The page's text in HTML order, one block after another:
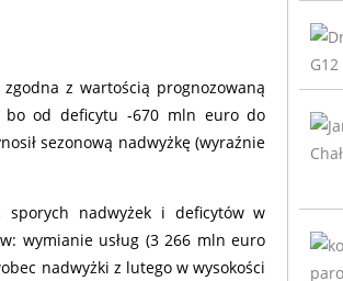
z wartością prognozowaną
bo od deficytu -670 mln euro do
sezonową nadwyżkę (wyraźnie
sporych nadwyżek i deficytów w
wymianie usług (3 266 mln euro
nadwyżki z lutego w wysokości